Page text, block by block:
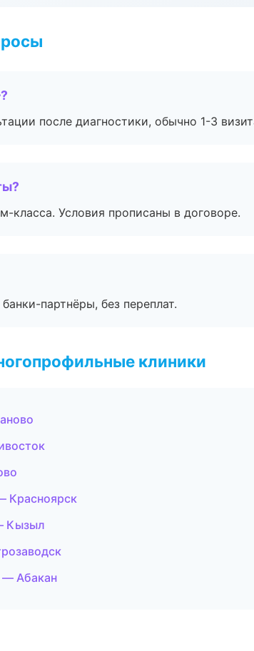
после диагностики, обычно 1-3
класса. Условия прописаны в договоре.
партнёры, без переплат.
клиники
Красноярск
Кызыл
— Абакан